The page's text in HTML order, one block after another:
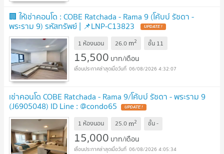
🏢 ให้เช่าคอนโด : COBE Ratchada - Rama 9 (โค้บบ์ รัชดา -
พระราม 9) รหัสทรัพย์ | 📌LNP-C13823
1 ห้องนอน 26.0 m2 ชั้น 11
15,500 บาท/เดือน
06/08/2026 4:32:07
เช่าคอนโด COBE Ratchada - Rama 9/โค้บบ์ รัชดา - พระราม 9
(J6905048) ID Line : @condo65
1 ห้องนอน 25.0 m2 ชั้น-
15,000 บาท/เดือน
06/08/2026 4:05:34